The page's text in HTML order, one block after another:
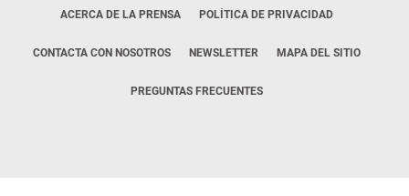
ACERCA DE LA PRENSA POLÍTICA DE PRIVACIDAD
CONTACTA CON NOSOTROS NEWSLETTER MAPA DEL SITIO
PREGUNTAS FRECUENTES